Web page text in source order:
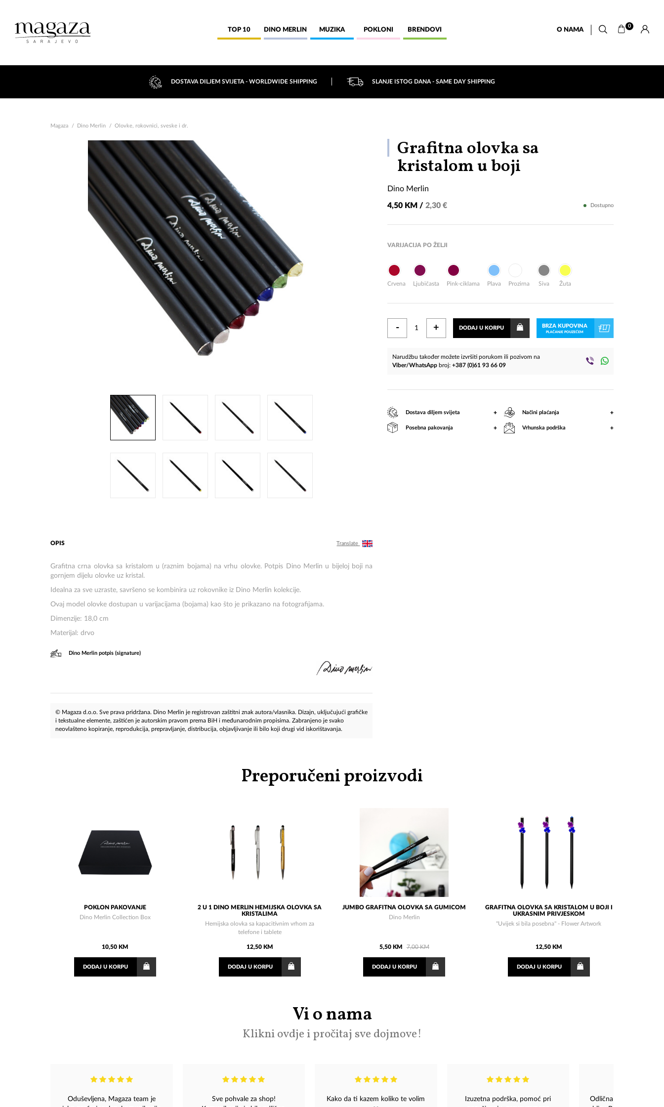
TOP 10 DINO MERLIN MUZIKA POKLONI BRENDOVI O NAMA
0
DOSTAVA DILJEM SVIJETA - WORLDWIDE SHIPPING SLANJE ISTOG DANA - SAME DAY SHIPPING
Magaza Dino Merlin Olovke, rokovnici, sveske i dr.
OPIS Translate
Grafitna crna olovka sa kristalom u (raznim bojama) na vrhu olovke. Potpis Dino Merlin u bijeloj boji na
gornjem dijelu olovke uz kristal.
Idealna za sve uzraste, savršeno se kombinira uz rokovnike iz Dino Merlin kolekcije.
Ovaj model olovke dostupan u varijacijama (bojama) kao što je prikazano na fotografijama.
Dimenzije: 18,0 cm
Materijal: drvo
Dino Merlin potpis (signature)
© Magaza d.o.o. Sve prava pridržana. Dino Merlin je registrovan zaštitni znak autora/vlasnika. Dizajn, uključujući grafičke
i tekstualne elemente, zaštićen je autorskim pravom prema BiH i međunarodnim propisima. Zabranjeno je svako
neovlašteno kopiranje, reprodukcija, prepravljanje, distribucija, objavljivanje ili bilo koji drugi vid iskorištavanja.
Grafitna olovka sa
kristalom u boji
Dino Merlin
4,50 KM /2,30 € Dostupno
VARIJACIJA PO ŽELJI
Crvena Ljubičasta Pink-ciklama Plava Prozirna Siva Žuta
- + DODAJ U KORPU BRZA KUPOVINA
PLAĆANJE POUZEĆEM
Narudžbu također možete izvršiti porukom ili pozivom na
Viber/WhatsApp broj:+387 (0)61 93 66 09
Dostava diljem svijeta + Načini plaćanja +
Posebna pakovanja + Vrhunska podrška +
Preporučeni proizvodi
POKLON PAKOVANJE
Dino Merlin Collection Box
10,50 KM
DODAJ U KORPU
2 U 1 DINO MERLIN HEMIJSKA OLOVKA SA
KRISTALIMA
Hemijska olovka sa kapacitivnim vrhom za
telefone i tablete
12,50 KM
DODAJU KORPU
JUMBO GRAFITNA OLOVKA SA GUMICOM
Dino Merlin
5,50 KM 7,00 KM
DODAJ U KORPU
GRAFITNA OLOVKA SA KRISTALOM U BOJI I
UKRASNIM PRIVJESKOM
"Uvijek si bila posebna" - Flower Artwork
12,50 KM
DODAJU KORPU
Vi o nama
Klikni ovdje i pročitaj sve dojmove!
Oduševljena, Magaza team je
Sve pohvale za shop!
Kako da ti kazem koliko te volim
Izuzetna podrška, pomoć pri
Odlična lokacija, u